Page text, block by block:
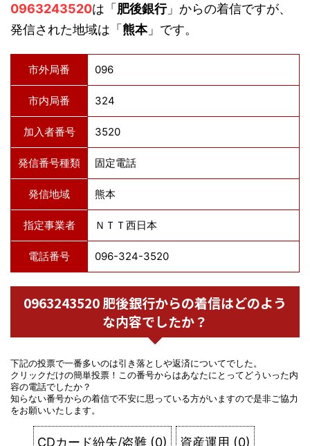
0963243520は「 肥後銀行」からの着信ですが、
発信された地域は「 熊本」です。
市外局番 096
市内局番 324
加入者番号 3520
発信番号種類 固定電話
発信地域 熊本
指定事業者 ＮＴＴ西日本
電話番号 096-324-3520
0963243520 肥後銀行からの着信はどのよう
な内容でしたか？
下記の投票で一番多いのは引き落としや返済についてでした。
クリックだけの簡単投票！この番号からはあなたにとってどういった内
容の電話でしたか？
知らない番号からの着信で不安に思っている方がいますので是非ご協力
をお願いいたします。
CDカード紛失/盗難 (0) 資産運用 (0)